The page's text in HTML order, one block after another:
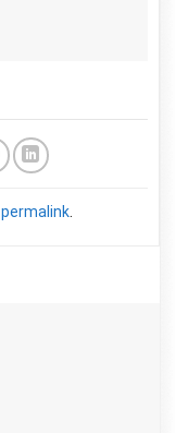
permalink.